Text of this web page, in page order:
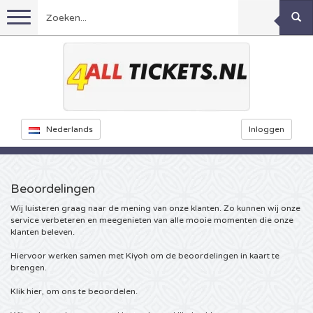
Nederlands Inloggen
Menu
Feyenoord kaarten
Ajax kaarten
Oranje kaartjes
Nederland
Spanje
Concerten
KISS kaartjes
Marco Borsato kaartjes
Kensington kaarten
Snoop Dogg kaartjes
Decibel Outdoor kaarten
Milkshake kaartjes
DGTL kaartjes
Awakenings kaarten
Sport overig
Formule 1
Kickboksen
Dance
Armin van Buuren kaarten
Theater
Beoordelingen
Wij luisteren graag naar de mening van onze klanten. Zo kunnen wij onze
service verbeteren en meegenieten van alle mooie momenten die onze
klanten beleven.
Hiervoor werken samen met Kiyoh om de beoordelingen in kaart te
brengen.
Klik hier, om ons te beoordelen.